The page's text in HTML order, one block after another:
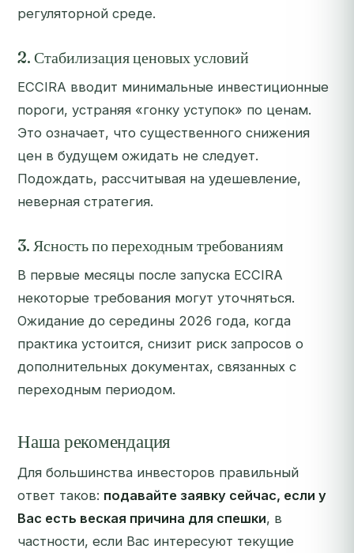
регуляторной среде.
2. Стабилизация ценовых условий
ECCIRA вводит минимальные инвестиционные
пороги, устраняя «гонку уступок» по ценам.
Это означает, что существенного снижения
цен в будущем ожидать не следует.
Подождать, рассчитывая на удешевление,
неверная стратегия.
3. Ясность по переходным требованиям
В первые месяцы после запуска ECCIRA
некоторые требования могут уточняться.
Ожидание до середины 2026 года, когда
практика устоится, снизит риск запросов о
дополнительных документах, связанных с
переходным периодом.
Наша рекомендация
Для большинства инвесторов правильный
ответ таков: подавайте заявку сейчас, если у
Вас есть веская причина для спешки, в
частности, если Вас интересуют текущие